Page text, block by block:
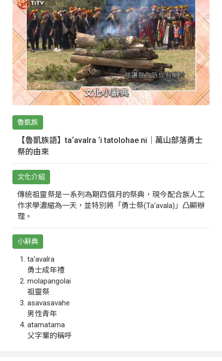
魯凱族
【魯凱族語】ta‘avalra ‘i tatolohae ni｜萬山部落勇士
祭的由來
文化介紹
傳統祖靈祭是一系列為期四個月的祭典，現今配合族人工
作求學濃縮為一天，並特別將「勇士祭(Ta‘avala)」凸顯辦
理。
小辭典
ta‘avalra
勇士成年禮
molapangolai
祖靈祭
asavasavahe
男性青年
atamatama
父字輩的稱呼